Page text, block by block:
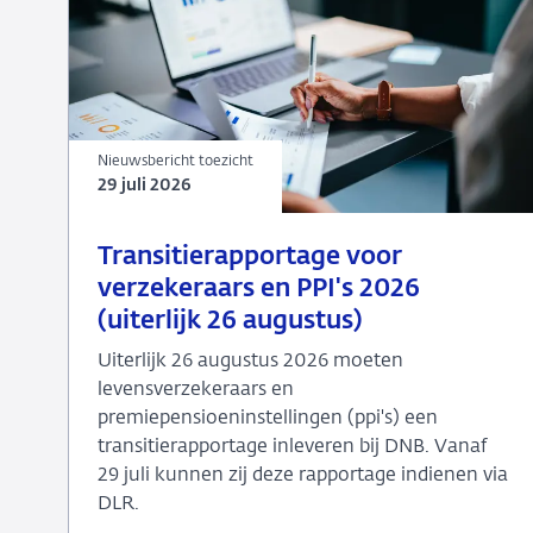
Transitierapportage voor
verzekeraars en PPI's 2026
(uiterlijk 26 augustus)
29
2026
Nieuwsbericht
toezicht
Uiterlijk 26 augustus 2026 moeten
levensverzekeraars en
premiepensioeninstellingen (ppi's) een
transitierapportage inleveren bij DNB. Vanaf
29 juli kunnen zij deze rapportage indienen via
DLR.
Nieuwsbericht toezicht
29 juli 2026